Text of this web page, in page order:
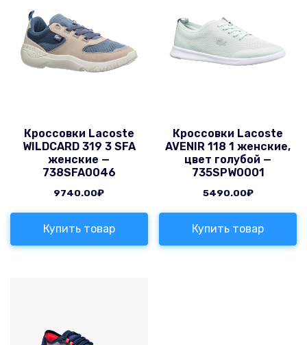
Кроссовки Lacoste
WILDCARD 319 3 SFA
женские —
738SFA0046
9740.00₽
Купить товар
Кроссовки Lacoste
AVENIR 118 1 женские,
цвет голубой —
735SPW0001
5490.00₽
Купить товар